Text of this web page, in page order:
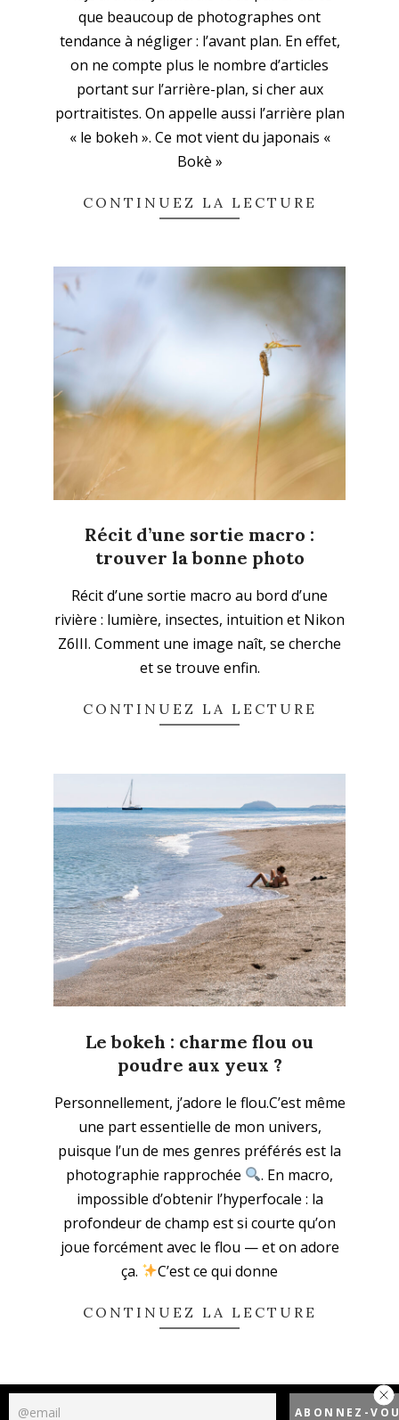
que beaucoup de photographes ont
tendance à négliger : l’avant plan. En effet,
on ne compte plus le nombre d’articles
portant sur l’arrière-plan, si cher aux
portraitistes. On appelle aussi l’arrière plan
« le bokeh ». Ce mot vient du japonais «
Bokè »
CONTINUEZ LA LECTURE
Récit d’une sortie macro :
trouver la bonne photo
12-
07
Récit d’une sortie macro au bord d’une
rivière : lumière, insectes, intuition et Nikon
Z6III. Comment une image naît, se cherche
et se trouve enfin.
CONTINUEZ LA LECTURE
Le bokeh : charme flou ou
poudre aux yeux ?
11-
Personnellement, j’adore le flou.C’est même
une part essentielle de mon univers,
puisque l’un de mes genres préférés est la
photographie rapprochée
. En macro,
impossible d’obtenir l’hyperfocale : la
profondeur de champ est si courte qu’on
joue forcément avec le flou — et on adore
ça.
C’est ce qui donne
CONTINUEZ LA LECTURE